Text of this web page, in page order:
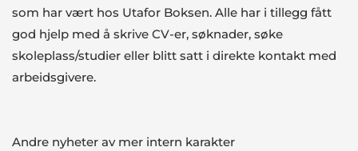
som har vært hos Utafor Boksen. Alle har i tillegg fått
god hjelp med å skrive CV-er, søknader, søke
skoleplass/studier eller blitt satt i direkte kontakt med
arbeidsgivere.
Andre nyheter av mer intern karakter